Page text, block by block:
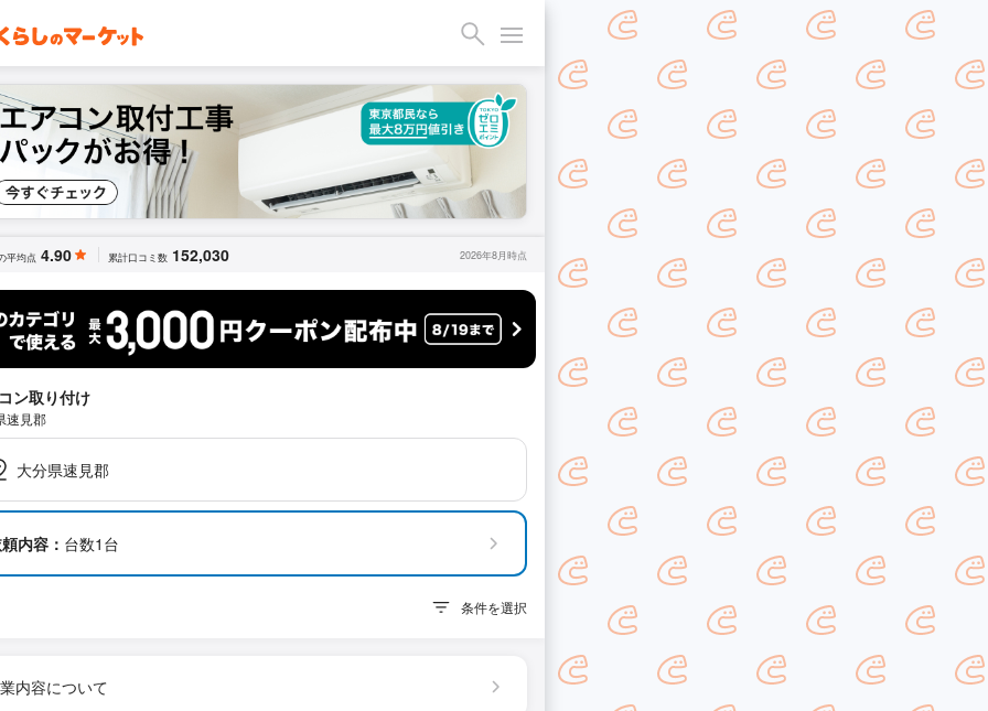
平均点 4.90 累計口コミ数 152,030 2026年8月時点
ン取り付け
速見郡
大分県速見郡
内容： 台数1台
条件を選択
内容について